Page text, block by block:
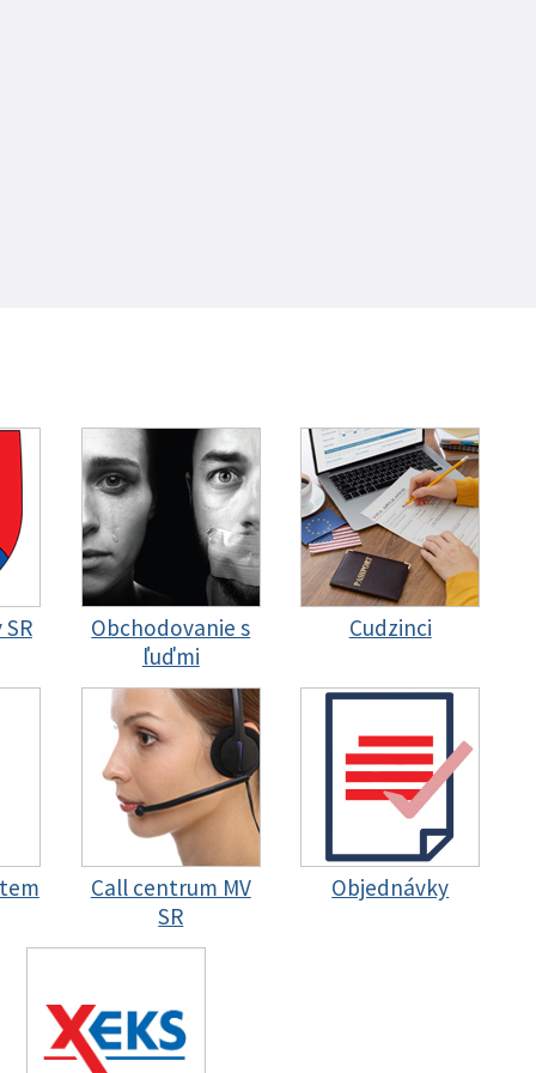
Obchodovanie s
ľuďmi
Cudzinci
Call centrum MV
SR
Objednávky